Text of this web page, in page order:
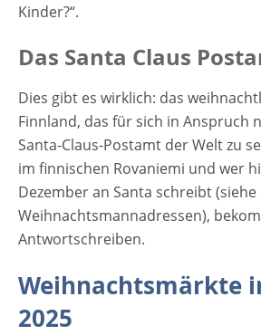
Kinder?“.
Das Santa Claus
Dies gibt es wirklich: das
Finnland, das für sich in Anspruch
Santa-Claus-Postamt der Welt zu
im finnischen Rovaniemi und wer
Dezember an Santa schreibt (siehe
Weihnachtsmannadressen),
Antwortschreiben.
Weihnachtsmärkte
2025